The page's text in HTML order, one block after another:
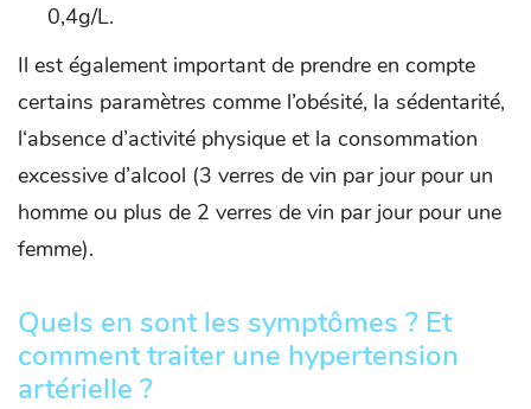
0,4g/L.
Il est également important de prendre en compte
certains paramètres comme l’obésité, la sédentarité,
l‘absence d’activité physique et la consommation
excessive d’alcool (3 verres de vin par jour pour un
homme ou plus de 2 verres de vin par jour pour une
femme).
Quels en sont les symptômes ? Et
comment traiter une hypertension
artérielle ?